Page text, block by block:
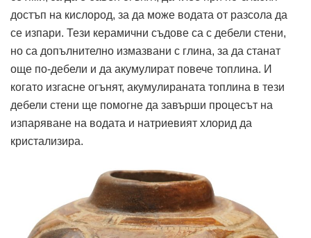
достъп на кислород, за да може водата от разсола да
се изпари. Тези керамични съдове са с дебели стени,
но са допълнително измазвани с глина, за да станат
още по-дебели и да акумулират повече топлина. И
когато изгасне огънят, акумулираната топлина в тези
дебели стени ще помогне да завърши процесът на
изпаряване на водата и натриевият хлорид да
кристализира.